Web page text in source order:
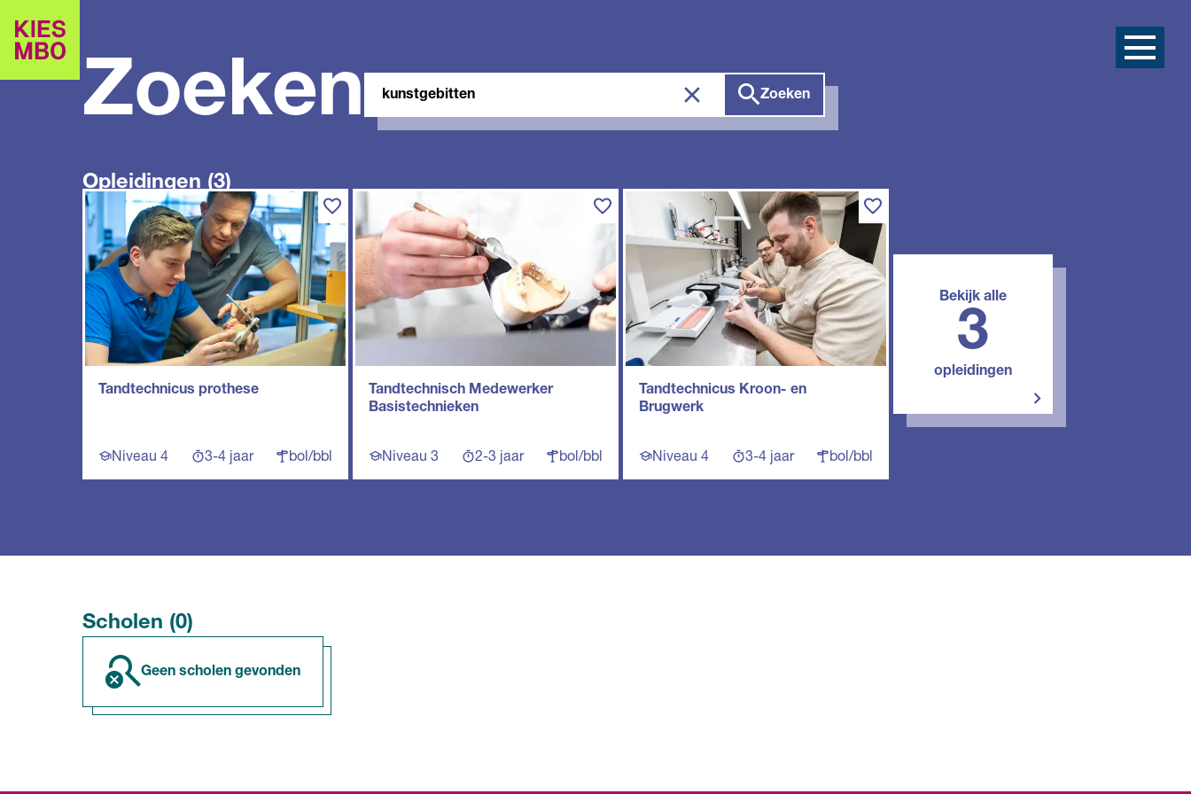
Zoeken site
Zoeken
Opleidingen (3)
Tandtechnicus prothese
Niveau 4 3-4 jaar bol/bbl
Tandtechnisch Medewerker
Basistechnieken
Niveau 3 2-3 jaar bol/bbl
Tandtechnicus Kroon- en
Brugwerk
Niveau 4 3-4 jaar bol/bbl
Bekijk alle
3
opleidingen
Scholen (0)
geen scholen gevonden